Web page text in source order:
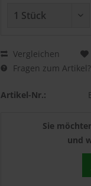
Vergleichen
Fragen zum Artikel?
Artikel-Nr.:
Sie
und